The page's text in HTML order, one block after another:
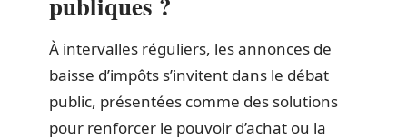
À intervalles réguliers, les annonces de
baisse d’impôts s’invitent dans le débat
public, présentées comme des solutions
pour renforcer le pouvoir d’achat ou la